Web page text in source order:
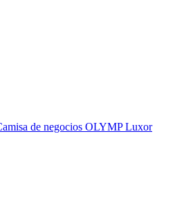
de negocios OLYMP Luxor